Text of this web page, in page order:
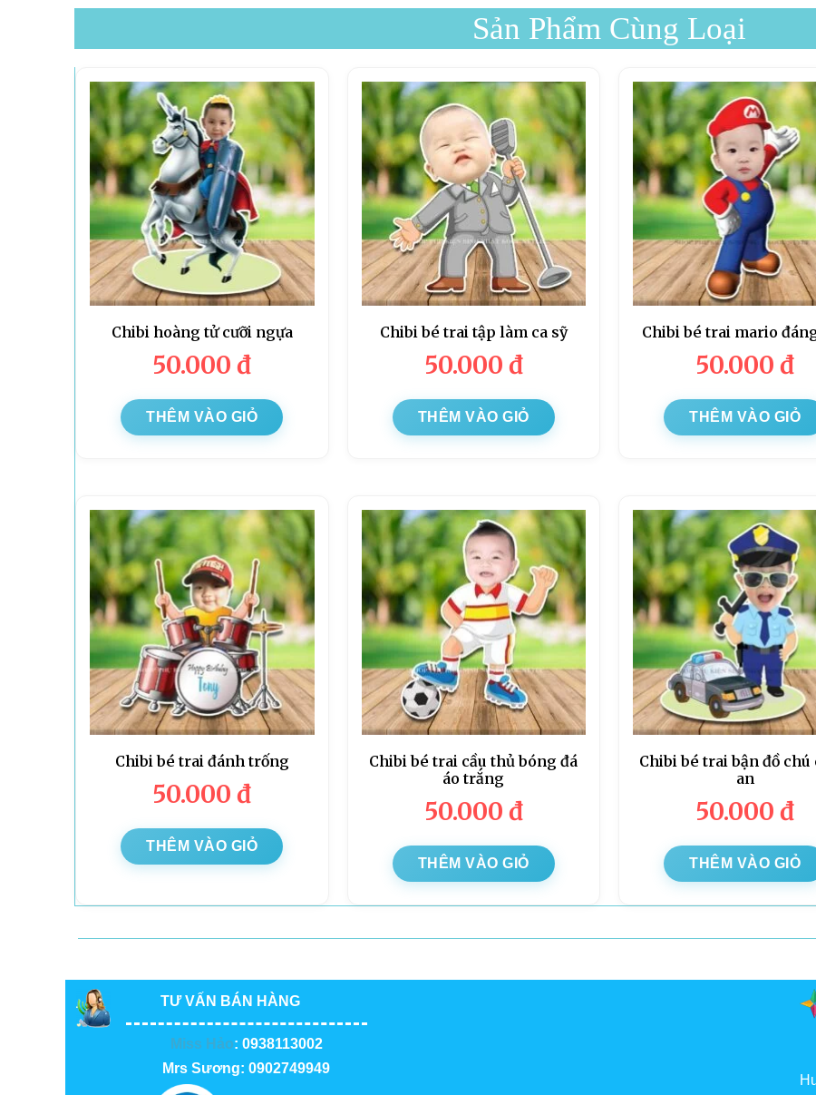
Sản Phẩm Cùng Loại
Chibi hoàng tử cưỡi ngựa
50.000đ
THÊM VÀO GIỎ
Chibi bé trai tập làm ca sỹ
50.000 đ
THÊM VÀO GIỎ
Chibi bé trai mario
50.000đ
THÊM VÀO GIỎ
Chibi bé trai đánh trống
50.000đ
THÊM VÀO GIỎ
Chibi bé trai cầu thủ bóng đá
áo trắng
50.000 đ
THÊM VÀO GIỎ
Chibi bé trai bận đồ chú
an
50.000đ
THÊM VÀO GIỎ
TƯ VẤN BÁN HÀNG
Miss Hảo: 0938113002
Mrs Sương: 0902749949